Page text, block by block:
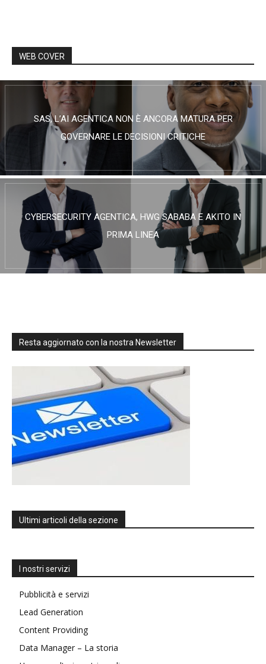
WEB COVER
SAS, L’AI AGENTICA NON È ANCORA MATURA PER
GOVERNARE LE DECISIONI CRITICHE
CYBERSECURITY AGENTICA, HWG SABABA E AKITO IN
PRIMA LINEA
Resta aggiornato con la nostra Newsletter
Ultimi articoli della sezione
I nostri servizi
Pubblicità e servizi
Lead Generation
Content Providing
Data Manager – La storia